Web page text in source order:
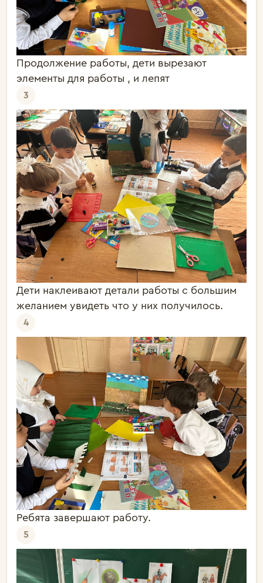
Продолжение работы, дети вырезают
элементы для работы , и лепят
3
Дети наклеивают детали работы с большим
желанием увидеть что у них получилось.
4
Ребята завершают работу.
5